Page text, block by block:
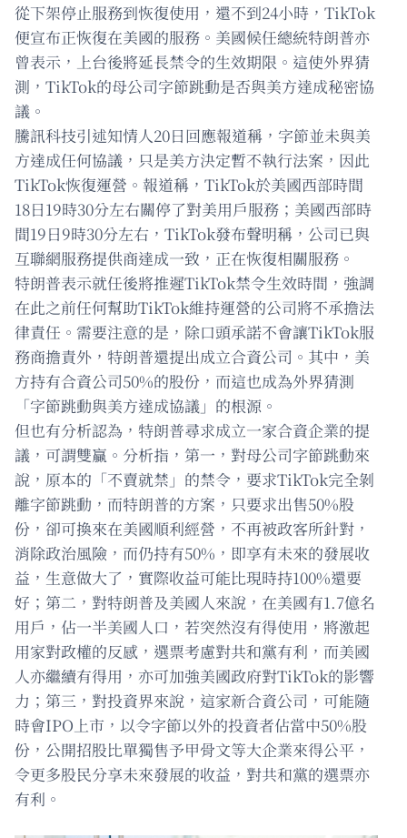
從下架停止服務到恢復使用，還不到24小時，TikTok
便宣布正恢復在美國的服務。美國候任總統特朗普亦
曾表示，上台後將延長禁令的生效期限。這使外界猜
測，TikTok的母公司字節跳動是否與美方達成秘密協
議。
騰訊科技引述知情人20日回應報道稱，字節並未與美
方達成任何協議，只是美方決定暫不執行法案，因此
TikTok恢復運營。報道稱，TikTok於美國西部時間
18日19時30分左右關停了對美用戶服務；美國西部時
間19日9時30分左右，TikTok發布聲明稱，公司已與
互聯網服務提供商達成一致，正在恢復相關服務。
特朗普表示就任後將推遲TikTok禁令生效時間，強調
在此之前任何幫助TikTok維持運營的公司將不承擔法
律責任。需要注意的是，除口頭承諾不會讓TikTok服
務商擔責外，特朗普還提出成立合資公司。其中，美
方持有合資公司50%的股份，而這也成為外界猜測
「字節跳動與美方達成協議」的根源。
但也有分析認為，特朗普尋求成立一家合資企業的提
議，可謂雙贏。分析指，第一，對母公司字節跳動來
說，原本的「不賣就禁」的禁令，要求TikTok完全剝
離字節跳動，而特朗普的方案，只要求出售50%股
份，卻可換來在美國順利經營，不再被政客所針對，
消除政治風險，而仍持有50%，即享有未來的發展收
益，生意做大了，實際收益可能比現時持100%還要
好；第二，對特朗普及美國人來說，在美國有1.7億名
用戶，佔一半美國人口，若突然沒有得使用，將激起
用家對政權的反感，選票考慮對共和黨有利，而美國
人亦繼續有得用，亦可加強美國政府對TikTok的影響
力；第三，對投資界來說，這家新合資公司，可能隨
時會IPO上市，以令字節以外的投資者佔當中50%股
份，公開招股比單獨售予甲骨文等大企業來得公平，
令更多股民分享未來發展的收益，對共和黨的選票亦
有利。